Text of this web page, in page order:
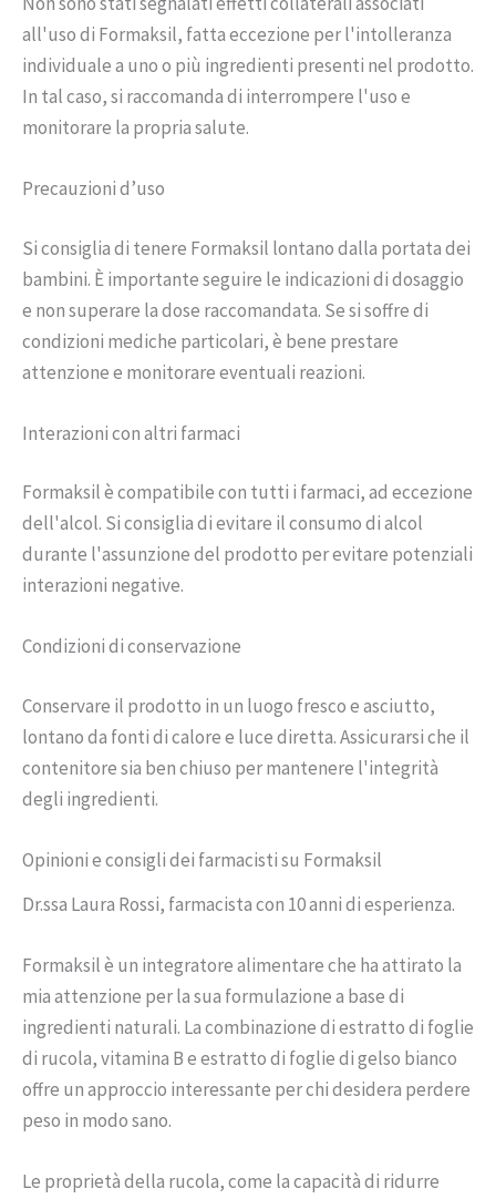
all'uso di Formaksil, fatta eccezione per l'intolleranza
individuale a uno o più ingredienti presenti nel prodotto.
In tal caso, si raccomanda di interrompere l'uso e
monitorare la propria salute.
Precauzioni d’uso
Si consiglia di tenere Formaksil lontano dalla portata dei
bambini. È importante seguire le indicazioni di dosaggio
e non superare la dose raccomandata. Se si soffre di
condizioni mediche particolari, è bene prestare
attenzione e monitorare eventuali reazioni.
Interazioni con altri farmaci
Formaksil è compatibile con tutti i farmaci, ad eccezione
dell'alcol. Si consiglia di evitare il consumo di alcol
durante l'assunzione del prodotto per evitare potenziali
interazioni negative.
Condizioni di conservazione
Conservare il prodotto in un luogo fresco e asciutto,
lontano da fonti di calore e luce diretta. Assicurarsi che il
contenitore sia ben chiuso per mantenere l'integrità
degli ingredienti.
Opinioni e consigli dei farmacisti su Formaksil
Dr.ssa Laura Rossi, farmacista con 10 anni di esperienza.
Formaksil è un integratore alimentare che ha attirato la
mia attenzione per la sua formulazione a base di
ingredienti naturali. La combinazione di estratto di foglie
di rucola, vitamina B e estratto di foglie di gelso bianco
offre un approccio interessante per chi desidera perdere
peso in modo sano.
Le proprietà della rucola, come la capacità di ridurre